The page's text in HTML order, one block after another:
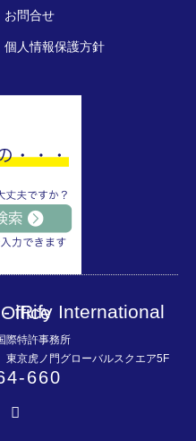
お問合せ
個人情報保護方針
Patent Office
際特許事務所
京虎ノ門グローバルスクエア5F
660